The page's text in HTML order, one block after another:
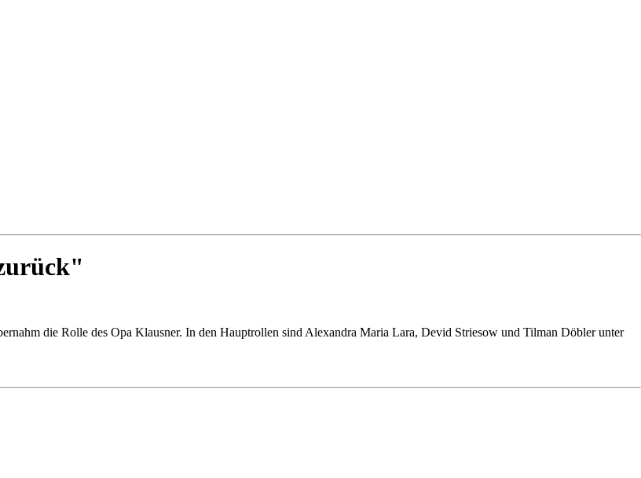
die Rolle des Opa Klausner. In den Hauptrollen sind Alexandra Maria Lara, Devid Striesow und Tilman Döbler unter